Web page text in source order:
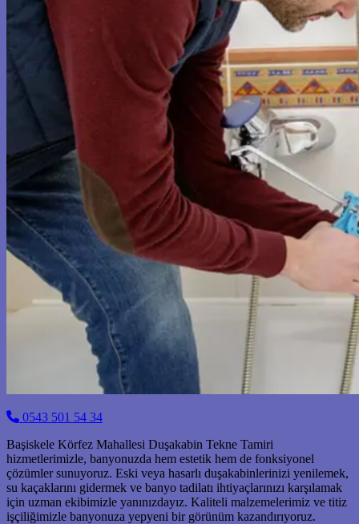
0543 501 54 34
Başiskele Körfez Mahallesi Duşakabin Tekne Tamiri
hizmetlerimizle, banyonuzda hem estetik hem de fonksiyonel
çözümler sunuyoruz. Eski veya hasarlı duşakabinlerinizi yenilemek,
su kaçaklarını gidermek ve banyo tadilatı ihtiyaçlarınızı karşılamak
için uzman ekibimizle yanınızdayız. Kaliteli malzemelerimiz ve titiz
işçiliğimizle banyonuza yepyeni bir görünüm kazandırıyoruz.